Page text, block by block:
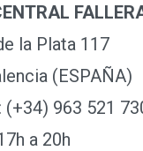
la Plata 117
(ESPAÑA)
(+34) 963 521
a 20h